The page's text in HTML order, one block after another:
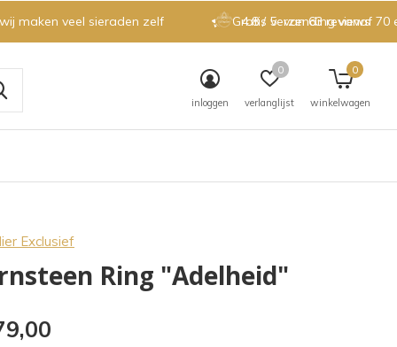
inloggen verlanglijst
0
winkelwagen
0
maken veel sieraden zelf Gratis verzending vanaf 70
4.8 / 5 van 63 reviews
Exclusief
Ring "Adelheid"